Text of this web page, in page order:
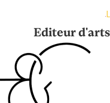
Editeur d'arts